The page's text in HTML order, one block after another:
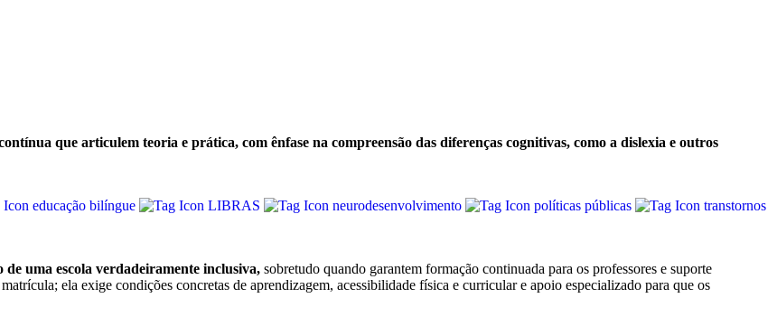
que articulem teoria e prática, com ênfase na compreensão das diferenças cognitivas, como a dislexia e outros
educação bilíngue LIBRAS neurodesenvolvimento políticas públicas
transtornos
uma escola verdadeiramente inclusiva, sobretudo quando garantem formação continuada para os professores e suporte
ela exige condições concretas de aprendizagem, acessibilidade física e curricular e apoio especializado para que os